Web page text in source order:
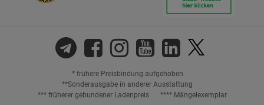
* frühere Preisbindung aufgehoben
**Sonderausgabe in anderer Ausstattung
*** früherer gebundener Ladenpreis
**** Mängelexemplar